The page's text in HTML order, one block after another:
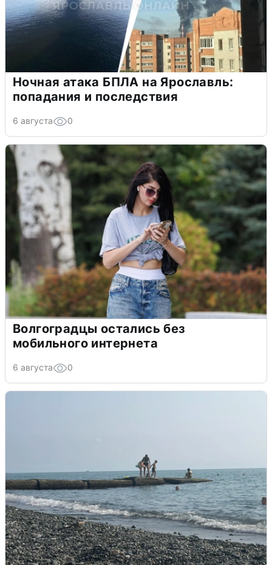
Ночная атака БПЛА на Ярославль:
попадания и последствия
6 августа 0
Волгоградцы остались без
мобильного интернета
6 августа 0